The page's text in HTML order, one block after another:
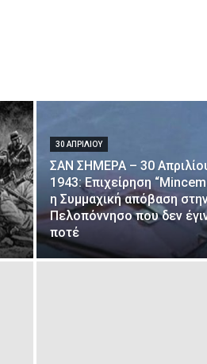
30 ΑΠΡΙΛΊΟΥ
ΣΑΝ ΣΗΜΕΡΑ – 30
1943: Επιχείρηση
η Συμμαχική απόβαση
Πελοπόννησο που δεν
ποτέ